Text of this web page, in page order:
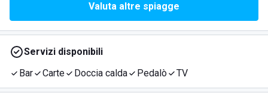
Valuta altre spiagge
Servizi disponibili
Bar
Carte Doccia calda Pedalò TV